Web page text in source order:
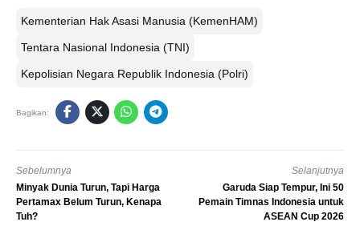
Kementerian Hak Asasi Manusia (KemenHAM)
Tentara Nasional Indonesia (TNI)
Kepolisian Negara Republik Indonesia (Polri)
Bagikan:
Sebelumnya
Minyak Dunia Turun, Tapi Harga
Pertamax Belum Turun, Kenapa
Tuh?
Selanjutnya
Garuda Siap Tempur, Ini 50
Pemain Timnas Indonesia untuk
ASEAN Cup 2026